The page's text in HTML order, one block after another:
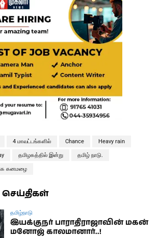
4 மாவட்டங்களில் Chance Heavy rain
தமிழகத்தில் இன்று தமிழ் நாடு.
கனமழை
செய்திகள்
தமிழ்நாடு
இயக்குநர் பாராதிராஜாவின் மகன்
மனோஜ் காலமானார்..!